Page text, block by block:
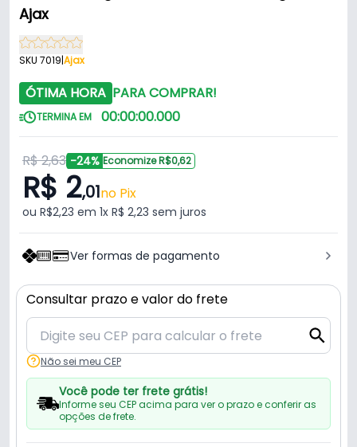
Ajax
SKU 7019|Ajax
ÓTIMA HORA PARA COMPRAR!
TERMINA EM 00:00:00.000
R$ 2,63 -24% Economize R$0,62
R$ 2,01no Pix
ou R$2,23 em 1x R$ 2,23 sem juros
Ver formas de pagamento
Consultar prazo e valor do frete
Não sei meu CEP
Você pode ter frete grátis!
Informe seu CEP acima para ver o prazo e conferir as
opções de frete.